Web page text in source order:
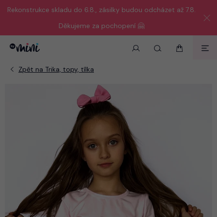
Rekonstrukce skladu do 6.8., zásilky budou odcházet až 7.8.
Děkujeme za pochopení 🤗